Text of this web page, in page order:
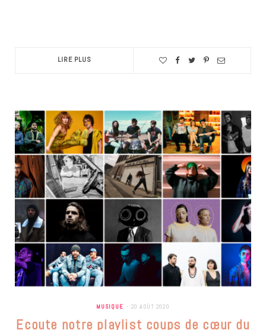
LIRE PLUS
MUSIQUE 20 AOÛT 2020
Ecoute notre playlist coups de cœur du